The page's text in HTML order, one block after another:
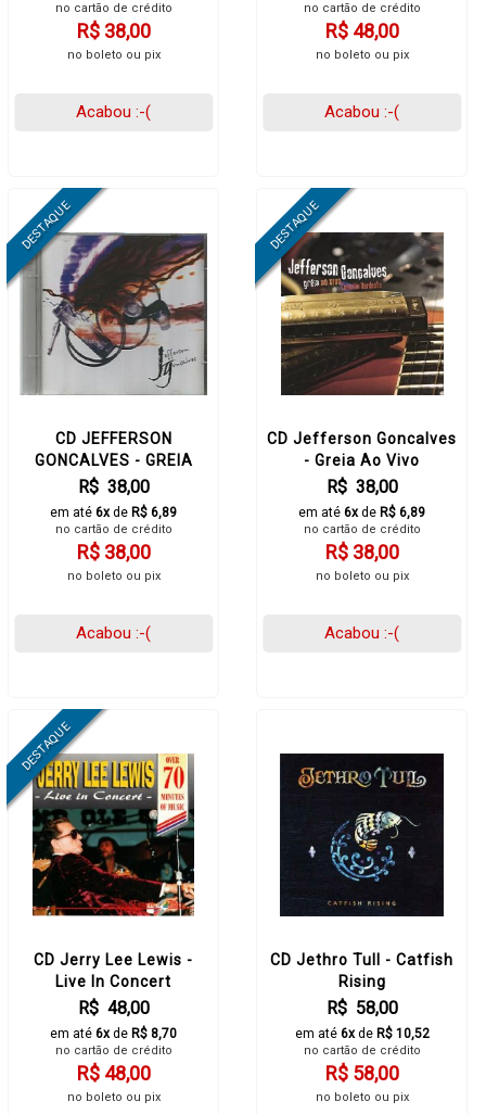
no cartão de crédito
R$ 38,00
no boleto ou pix
Acabou :-(
no cartão de crédito
R$ 48,00
no boleto ou pix
Acabou :-(
CD JEFFERSON
GONCALVES - GREIA
R$ 38,00
em até 6xde R$ 6,89
no cartão de crédito
R$ 38,00
no boleto ou pix
Acabou :-(
CD Jefferson Goncalves
- Greia Ao Vivo
R$ 38,00
em até 6xde R$ 6,89
no cartão de crédito
R$ 38,00
no boleto ou pix
Acabou :-(
CD Jerry Lee Lewis -
Live In Concert
R$ 48,00
em até 6xde R$ 8,70
no cartão de crédito
R$ 48,00
no boleto ou pix
CD Jethro Tull - Catfish
Rising
R$ 58,00
em até 6xde R$ 10,52
no cartão de crédito
R$ 58,00
no boleto ou pix